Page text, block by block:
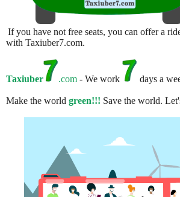
If you have not free seats, you can offer a
with Taxiuber7.com.
Taxiuber .com - We work days a
Make the world green!!! Save the world.